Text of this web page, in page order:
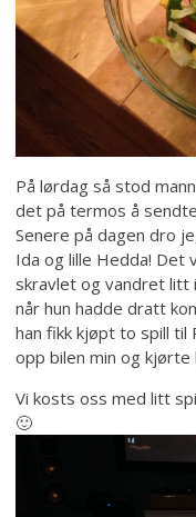
På lørdag så stod
det på termos å
Senere på dagen dro
Ida og lille Hedda! Det
skravlet og vandret litt
når hun hadde dratt
han fikk kjøpt to spill til
opp bilen min og kjørte
Vi kosts oss med litt
🙂